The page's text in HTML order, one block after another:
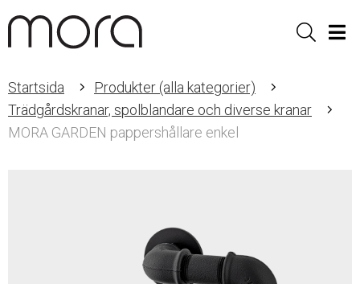
Sök
Startsida
Produkter (alla kategorier)
Trädgårdskranar, spolblandare och diverse kranar
MORA GARDEN pappershållare enkel